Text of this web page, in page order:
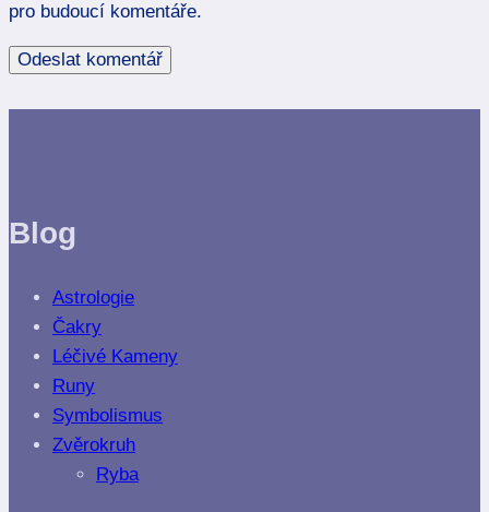
pro budoucí komentáře.
Blog
Astrologie
Čakry
Léčivé Kameny
Runy
Symbolismus
Zvěrokruh
Ryba